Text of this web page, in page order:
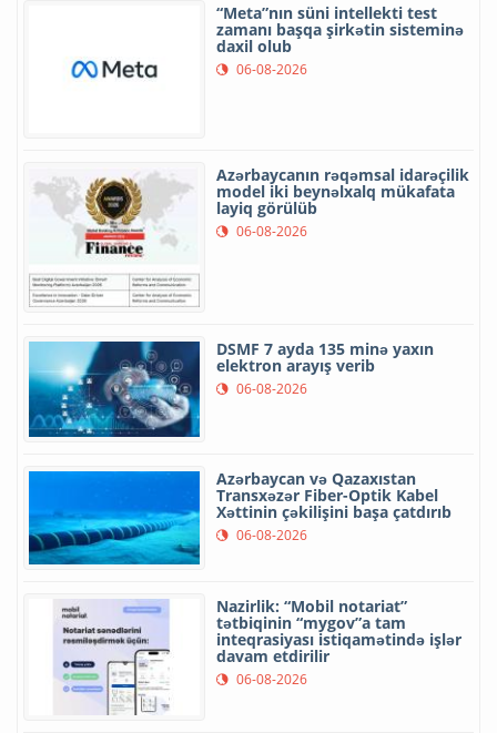
“Meta”nın süni intellekti test
zamanı başqa şirkətin sisteminə
daxil olub
06-08-2026
Azərbaycanın rəqəmsal idarəçilik
model iki beynəlxalq mükafata
layiq görülüb
06-08-2026
DSMF 7 ayda 135 minə yaxın
elektron arayış verib
06-08-2026
Azərbaycan və Qazaxıstan
Transxəzər Fiber-Optik Kabel
Xəttinin çəkilişini başa çatdırıb
06-08-2026
Nazirlik: “Mobil notariat”
tətbiqinin “mygov”a tam
inteqrasiyası istiqamətində işlər
davam etdirilir
06-08-2026